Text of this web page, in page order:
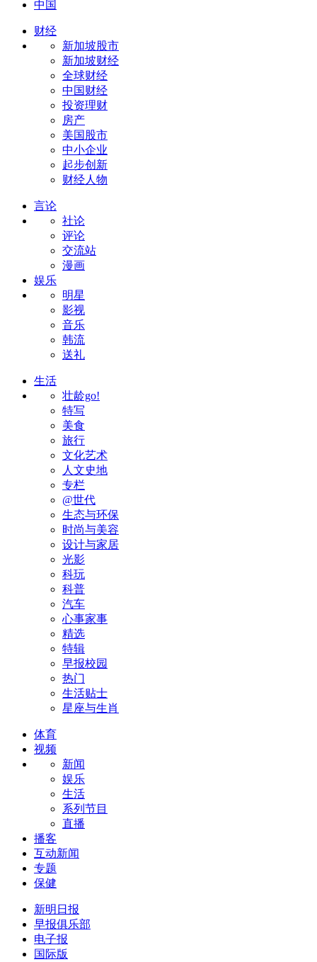
中国
财经
新加坡股市
新加坡财经
全球财经
中国财经
投资理财
房产
美国股市
中小企业
起步创新
财经人物
言论
社论
评论
交流站
漫画
娱乐
明星
影视
音乐
韩流
送礼
生活
壮龄go!
特写
美食
旅行
文化艺术
人文史地
专栏
@世代
生态与环保
时尚与美容
设计与家居
光影
科玩
科普
汽车
心事家事
精选
特辑
早报校园
热门
生活贴士
星座与生肖
体育
视频
新闻
娱乐
生活
系列节目
直播
播客
互动新闻
专题
保健
新明日报
早报俱乐部
电子报
国际版